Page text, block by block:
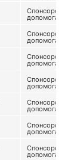
Спонсорська
допомога
Спонсорська
допомога
Спонсорська
допомога
Спонсорська
допомога
Спонсорська
допомога
Спонсорська
допомога
Спонсорська
допомога